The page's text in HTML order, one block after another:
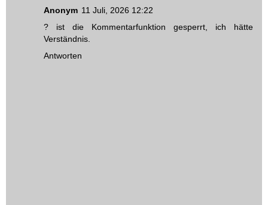
Anonym 11 Juli, 2026 12:22
? ist die Kommentarfunktion gesperrt, ich hätte
Verständnis.
Antworten